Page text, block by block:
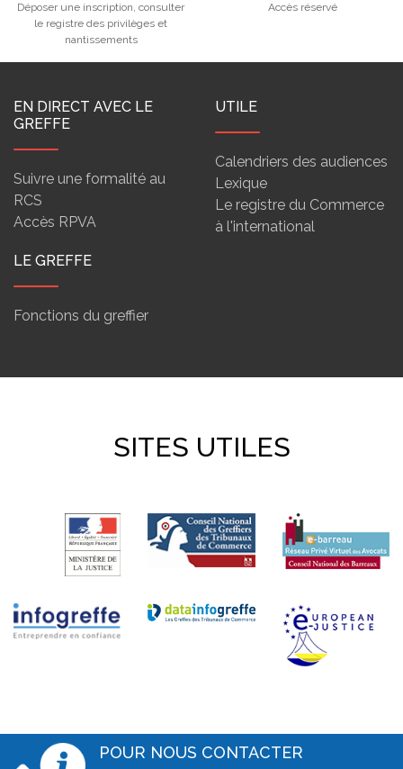
Déposer une inscription, consulter
le registre des privilèges et
nantissements
Accès réservé
EN DIRECT AVEC LE
GREFFE
Suivre une formalité au
RCS
Accès RPVA
UTILE
Calendriers des audiences
Lexique
Le registre du Commerce
à l'international
LE GREFFE
Fonctions du greffier
SITES UTILES
POUR NOUS CONTACTER